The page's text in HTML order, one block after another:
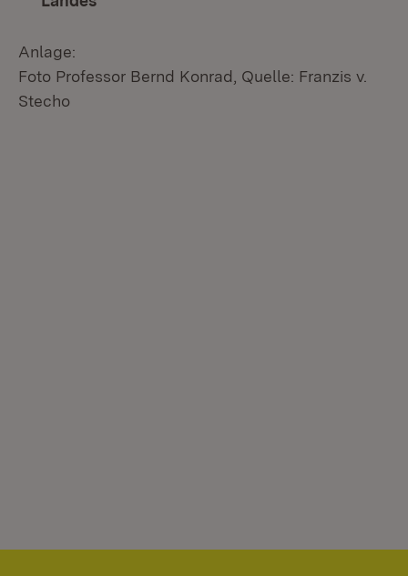
Anlage:
Foto Professor Bernd Konrad, Quelle: Franzis v.
Stecho